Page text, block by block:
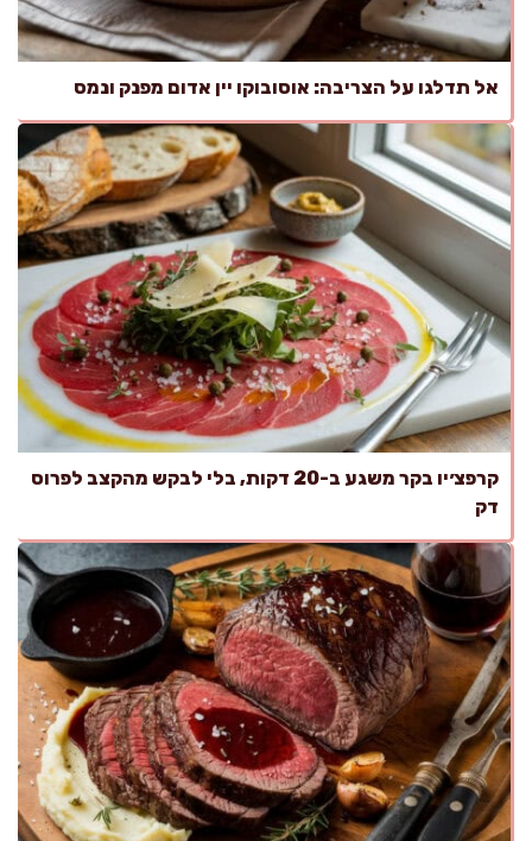
אל תדלגו על הצריבה: אוסובוקו יין אדום מפנק ונמס
קרפצ׳יו בקר משגע ב-20 דקות, בלי לבקש מהקצב לפרוס
דק